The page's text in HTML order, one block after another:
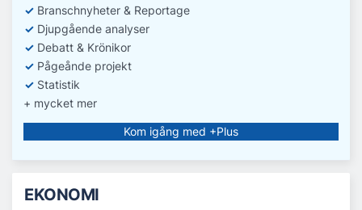
✓ Branschnyheter & Reportage
✓ Djupgående analyser
✓ Debatt & Krönikor
✓ Pågeånde projekt
✓ Statistik
+ mycket mer
Kom igång med +Plus
EKONOMI